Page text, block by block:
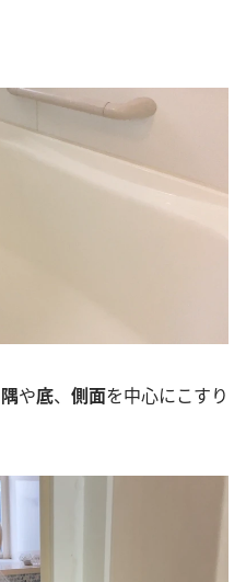
隅や底、 側面を中心にこすり